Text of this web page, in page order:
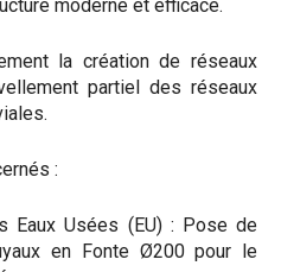
moderne et efficace.
la création de réseaux
partiel des réseaux
:
Eaux Usées (EU) : Pose de
en Fonte Ø200 pour le